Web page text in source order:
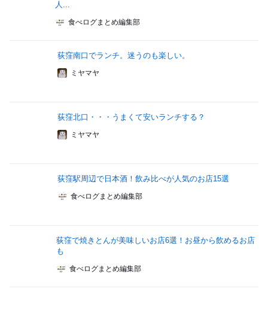
人...
食べログまとめ編集部
荻窪南口でランチ。迷うのも楽しい。
ミヤマヤ
荻窪北口・・・うまくて安いランチする？
ミヤマヤ
荻窪駅周辺で日本酒！飲み比べが人気のお店15選
食べログまとめ編集部
荻窪で焼きとんが美味しいお店6選！お昼から飲めるお店
も
食べログまとめ編集部